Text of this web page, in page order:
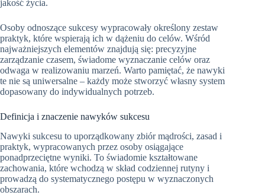
jakość życia.
Osoby odnoszące sukcesy wypracowały określony zestaw
praktyk, które wspierają ich w dążeniu do celów. Wśród
najważniejszych elementów znajdują się: precyzyjne
zarządzanie czasem, świadome wyznaczanie celów oraz
odwaga w realizowaniu marzeń. Warto pamiętać, że nawyki
te nie są uniwersalne – każdy może stworzyć własny system
dopasowany do indywidualnych potrzeb.
Definicja i znaczenie nawyków sukcesu
Nawyki sukcesu to uporządkowany zbiór mądrości, zasad i
praktyk, wypracowanych przez osoby osiągające
ponadprzeciętne wyniki. To świadomie kształtowane
zachowania, które wchodzą w skład codziennej rutyny i
prowadzą do systematycznego postępu w wyznaczonych
obszarach.